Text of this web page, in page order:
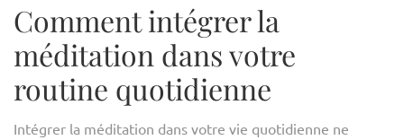
Comment intégrer la
méditation dans votre
routine quotidienne
Intégrer la méditation dans votre vie quotidienne ne